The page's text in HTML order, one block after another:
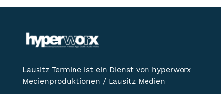
Lausitz Termine ist ein Dienst von hyperworx
Medienproduktionen / Lausitz Medien